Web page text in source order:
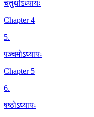
चतुर्थोऽध्यायः
Chapter 4
5.
पञ्चमोऽध्यायः
Chapter 5
6.
षष्ठोऽध्यायः